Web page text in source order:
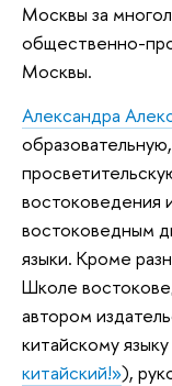
Москвы за
общественно-
Москвы.
Александра
востоковедения
востоковедным
языки. Кроме
Школе
автором
китайскому
китайский!»),